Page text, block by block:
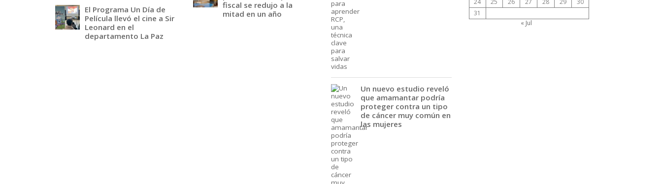
El Programa Un Día de
Película llevó el cine a Sir
Leonard en el
departamento La Paz
fiscal se redujo a la
mitad en un año
Un nuevo estudio reveló
que amamantar podría
proteger contra un tipo
de cáncer muy común en
las mujeres
31
« Jul